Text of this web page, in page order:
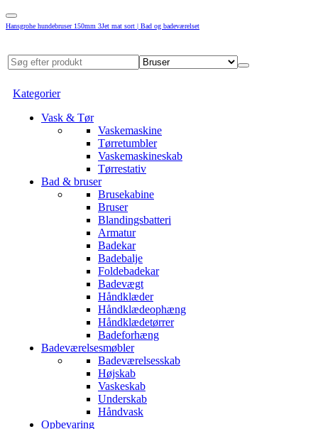
Hansgrohe hundebruser 150mm 3Jet mat sort | Bad og badeværelset
Kategorier
Vask & Tør
Vaskemaskine
Tørretumbler
Vaskemaskineskab
Tørrestativ
Bad & bruser
Brusekabine
Bruser
Blandingsbatteri
Armatur
Badekar
Badebalje
Foldebadekar
Badevægt
Håndklæder
Håndklædeophæng
Håndklædetørrer
Badeforhæng
Badeværelsesmøbler
Badeværelsesskab
Højskab
Vaskeskab
Underskab
Håndvask
Opbevaring